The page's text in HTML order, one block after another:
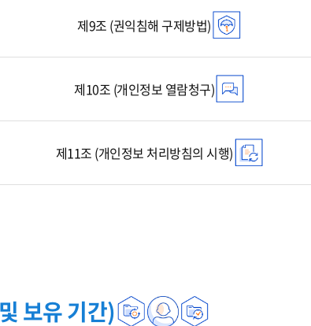
제9조 (권익침해 구제방법)
제10조 (개인정보 열람청구)
제11조 (개인정보 처리방침의 시행)
보유 기간)